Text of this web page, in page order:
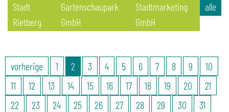
Stadt
Rietberg
Gartenschaupark
GmbH
Stadtmarketing
GmbH
alle
vorherige 1 2 3 4 5 6 7 8 9
10
11
12 13 14 15 16 17 18 19 20
21
22
23 24 25 26 27 28 29 30
31